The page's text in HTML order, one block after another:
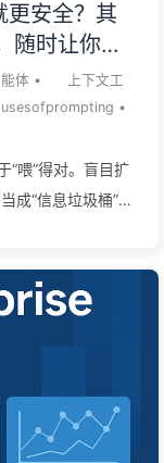
的第一张照片。”
它是错的。实际
...
更安全？其
随时让你的
体 •
上下文工
usesofprompting •
“喂”得对。盲目扩
成“信息垃圾桶”，
的道路上越陷越
是一个技术“幻
理能力，这才是构
文窗口持续扩大，
许多激动人心的讨